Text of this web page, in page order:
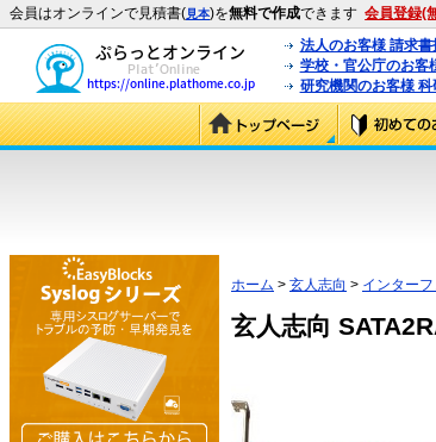
会員はオンラインで見積書(見本)を無料で作成できます 会員登録(
法人のお客様 請求
学校・官公庁のお客
研究機関のお客様
ホーム > 玄人志向 > インターフ
玄人志向